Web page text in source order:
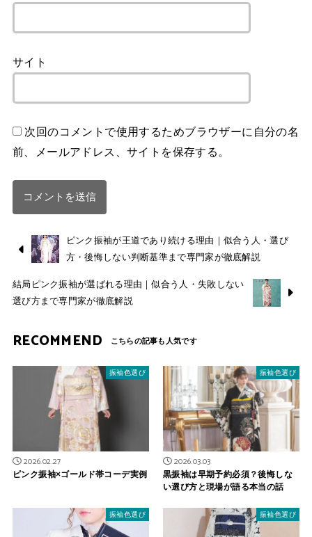
サイト
次回のコメントで使用するためブラウザーに自分の名
前、メールアドレス、サイトを保存する。
ピンク振袖が王道であり続ける理由｜似合う人・選び
方・後悔しない判断基準まで専門家が徹底解説
結局ピンク振袖が選ばれる理由｜似合う人・失敗しない
選び方まで専門家が徹底解説
RECOMMEND
振袖色選び
2026.02.27
ピンク振袖×ゴールド帯コーデ実例
振袖色選び
2026.03.03
黒振袖は早期予約必須？後悔しな
い選び方と現場が語る本当の話
振袖色選び 振袖色選び